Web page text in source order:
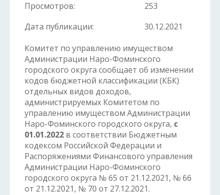
Просмотров:
253
Дата публикации:
30.12.2021
Комитет по управлению имуществом
Администрации Наро-Фоминского
городского округа сообщает об изменении
кодов бюджетной классификации (КБК)
отдельных видов доходов,
администрируемых Комитетом по
управлению имуществом Администрации
Наро-Фоминского городского округа, с
01.01.2022 в соответствии Бюджетным
кодексом Российской Федерации и
Распоряжениями Финансового управления
Администрации Наро-Фоминского
городского округа № 65 от 21.12.2021, № 66
от 21.12.2021, № 70 от 27.12.2021.